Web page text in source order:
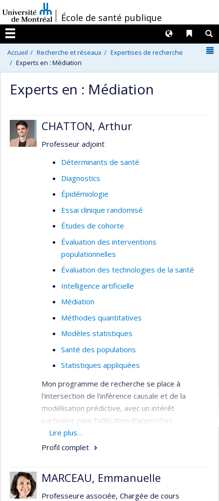
au
contenu
/École de santé publique
Menu
Liens
Langues
Accueil Recherche et réseaux
Expertises de recherche
Experts en : Médiation
Experts en : Médiation
CHATTON, Arthur
Professeur adjoint
Déterminants de santé
Diagnostics
Épidémiologie
Essai clinique randomisé
Études de cohorte
Évaluation des interventions
populationnelles
Évaluation des technologies de la santé
Intelligence artificielle
Médiation
Méthodes quantitatives
Modèles statistiques
Santé des populations
Statistiques appliquées
Mon programme de recherche se place à
l'intersection de l'inférence causale et de la
modélisation prédictive, avec un intérêt
particulier pour l'utilisation d'approches
d'apprentissage automatique ensemblistes. Au
travers de mes différents projets de recherche,
un algorithme de vérification de la présupposition
causale de positivité. Plus largement, je
Lire plus…
Profil complet
MARCEAU, Emmanuelle
Professeure associée, Chargée de cours